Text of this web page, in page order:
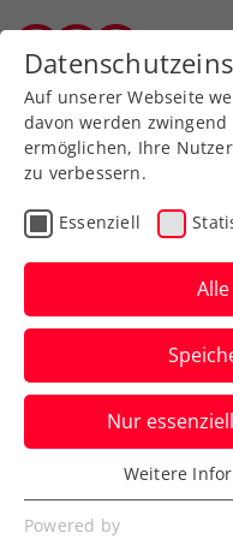
Zurück zur
WTA
WTA
erkämpft
Österreichs
auf ein
freuen.
Verfasst von: Manuel
Auf unserer Webseite
davon werden
ermöglichen, Ihre
zu verbessern.
Essenziell
Nur
Essenziell
Essenzielle Cookies
Weitere
Powered by